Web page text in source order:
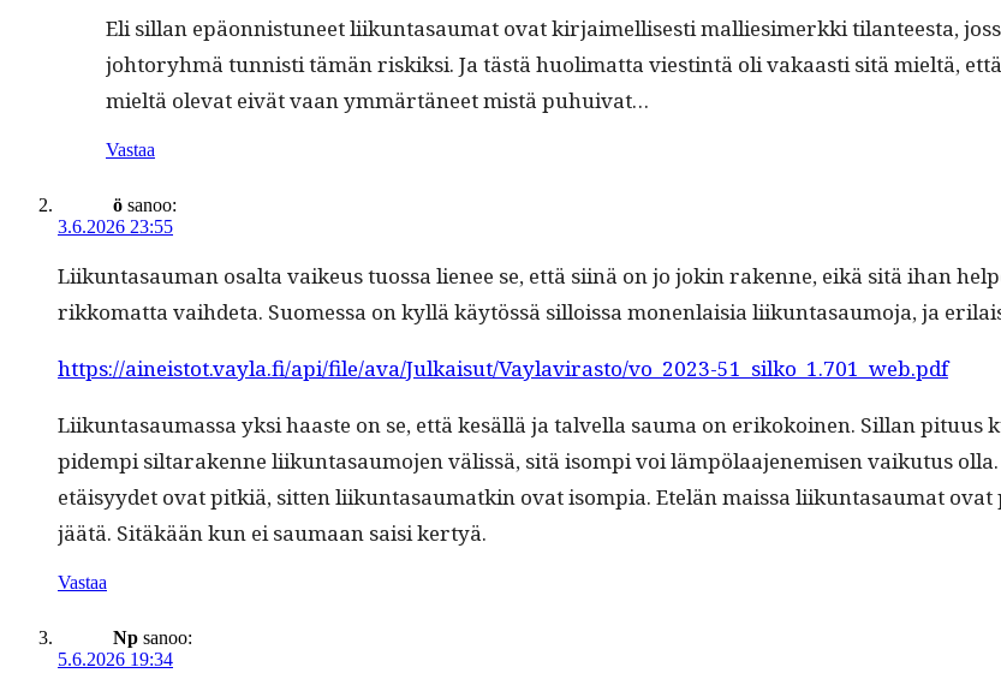
Eli sil­lan epäon­nis­tuneet liikun­tasaumat ovat kir­jaimel­lis­es­ti mallies­imerk­ki tilanteesta,
johto­ryh­mä tun­nisti tämän riskik­si. Ja tästä huoli­mat­ta viestin­tä oli vakaasti sitä mieltä,
mieltä ole­vat eivät vaan ymmärtäneet mis­tä puhuivat…
Vastaa
ö sanoo:
3.6.2026 23:55
Liikun­tasauman osalta vaikeus tuos­sa lie­nee se, että siinä on jo jokin rakenne, eikä sitä ihan
rikko­mat­ta vai­hde­ta. Suomes­sa on kyl­lä käytössä sil­lois­sa mon­en­laisia liikun­tasaumo­ja, ja
https://aineistot.vayla.fi/api/file/ava/Julkaisut/Vaylavirasto/vo_2023-51_silko_1.701_web.pdf
Liikun­tasaumas­sa yksi haaste on se, että kesäl­lä ja talvel­la sauma on erikokoinen. Sil­lan
pidem­pi sil­tarakenne liikun­tasaumo­jen välis­sä, sitä isom­pi voi läm­pölaa­jen­e­misen vaiku­tus
etäisyy­det ovat pitk­iä, sit­ten liikun­tasaumatkin ovat isom­pia. Etelän mais­sa liikun­tasaumat
jäätä. Sitäkään kun ei saumaan saisi kertyä.
Vastaa
Np sanoo:
5.6.2026 19:34